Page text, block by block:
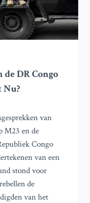
DR Congo
Nu?
van
M23 en de
Congo
van een
stond voor
de
van het